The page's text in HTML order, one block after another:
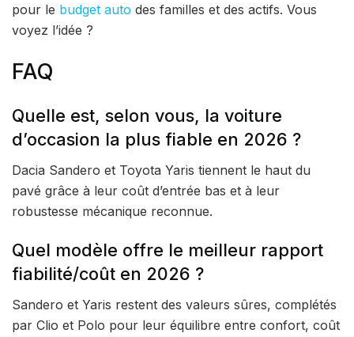
pour le budget auto des familles et des actifs. Vous
voyez l’idée ?
FAQ
Quelle est, selon vous, la voiture
d’occasion la plus fiable en 2026 ?
Dacia Sandero et Toyota Yaris tiennent le haut du
pavé grâce à leur coût d’entrée bas et à leur
robustesse mécanique reconnue.
Quel modèle offre le meilleur rapport
fiabilité/coût en 2026 ?
Sandero et Yaris restent des valeurs sûres, complétés
par Clio et Polo pour leur équilibre entre confort, coût